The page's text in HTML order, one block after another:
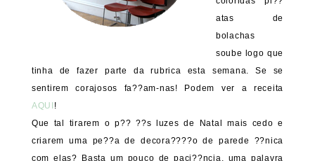
atas de
bolachas
soube logo que
tinha de fazer parte da rubrica esta semana. Se se
sentirem corajosos fa??am-nas! Podem ver a receita
AQUI !
Que tal tirarem o p?? ??s luzes de Natal mais cedo e
criarem uma pe??a de decora????o de parede ??nica
com elas? Basta um pouco de paci??ncia, uma palavra